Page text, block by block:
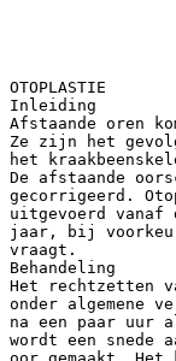
OTOPLASTIE
Inleiding
Afstaande oren
Ze zijn het
het
De afstaande
gecorrigeerd.
uitgevoerd
jaar, bij
vraagt.
Behandeling
Het rechtzetten
onder algemene
na een paar uur
wordt een snede